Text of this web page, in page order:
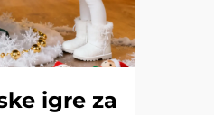
igre za